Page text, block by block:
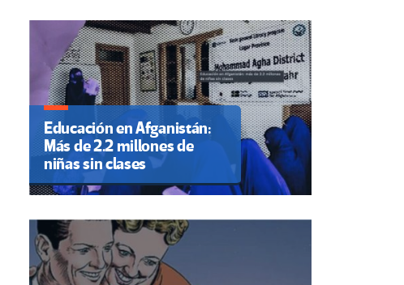
Educación en Afganistán:
Más de 2.2 millones de
niñas sin clases